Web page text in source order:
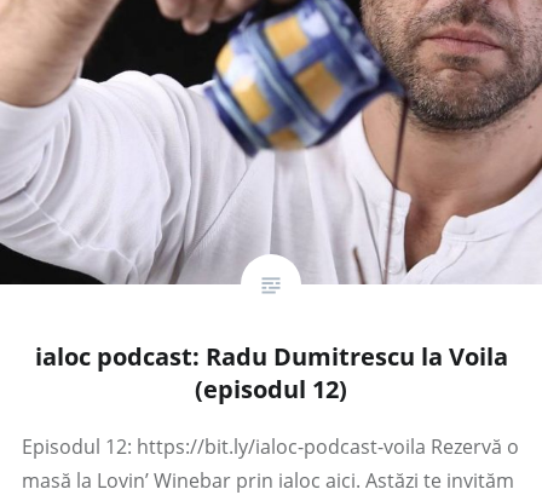
ialoc podcast: Radu Dumitrescu la Voila
(episodul 12)
Episodul 12: https://bit.ly/ialoc-podcast-voila Rezervă o
masă la Lovin’ Winebar prin ialoc aici. Astăzi te invităm